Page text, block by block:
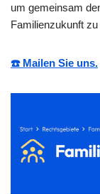
um gemeinsam
Familienzukunft
☎️ Mailen Sie uns.